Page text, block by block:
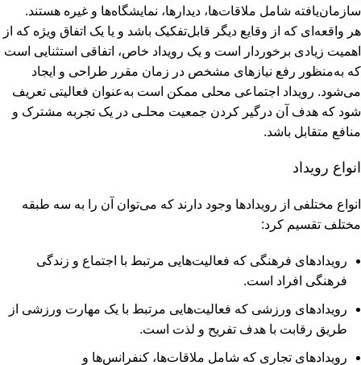
سازمان‌یافته شامل ملاقات‌ها، دیدارها، نمایشگاه‌‌ها و غیره هستند.
هر واقعه‌ای که از وقایع دیگر قابل‌تفکیک باشد و یا یک اتفاق ویژه که از
اهمیت زیادی برخوردار است و ﯾﮏ روﯾﺪاد ﺧﺎص، اﺗﻔﺎﻗﯽ اﺳﺘﺜﻨﺎﯾﯽ اﺳﺖ
ﮐﻪ به‌منظور رﻓﻊ ﻧﯿﺎزﻫﺎی ﻣﺸﺨﺺ در زﻣﺎن ﻣﻘﺮر ﻃﺮاﺣﯽ و اﯾﺠﺎد
می‌شود. روﯾﺪاد اﺟﺘﻤﺎﻋﯽ ﻣﺤﻠﯽ ﻣﻤﮑﻦ اﺳﺖ به‌عنوان ﻓﻌﺎﻟﯿﺘﯽ ﺗﻌﺮﯾﻒ
شود ﮐﻪ ﻫﺪف آن درﮔﯿﺮ ﮐﺮدن ﺟﻤﻌﯿﺖ ﻣﺤﻠـﯽ در ﯾﮏ ﺗﺠﺮبه ﻣﺸﺘﺮک و
ﻣﻨﺎﻓﻊ ﻣﺘﻘﺎﺑﻞ ﺑﺎﺷﺪ.
انواع رویداد
انواع مختلفی از رویدادها وجود دارند که می‌توان آن را به سه طبقه
مختلف تقسیم کرد:
رویدادهای فرهنگی که فعالیت‌هایی مرتبط با اجتماع و زندگی
فرهنگی افراد است.
رویدادهای ورزشی که فعالیت‌هایی مرتبط با یک مهارت ورزشی از
طریق رقابت با هدف تفریح و لذت است.
رویدادهای تجاری که شامل ملاقات‌ها، کنفرانس‌ها و